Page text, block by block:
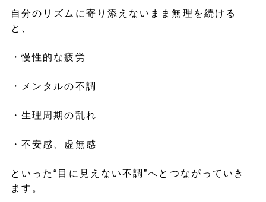
自分のリズムに寄り添えないまま無理を続ける
と、
・慢性的な疲労
・メンタルの不調
・生理周期の乱れ
・不安感、虚無感
といった“目に見えない不調”へとつながっていき
ます。